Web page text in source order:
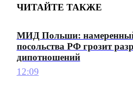
ЧИТАЙТЕ ТАКЖЕ
МИД Польши:
посольства РФ грозит
дипотношений
12:09